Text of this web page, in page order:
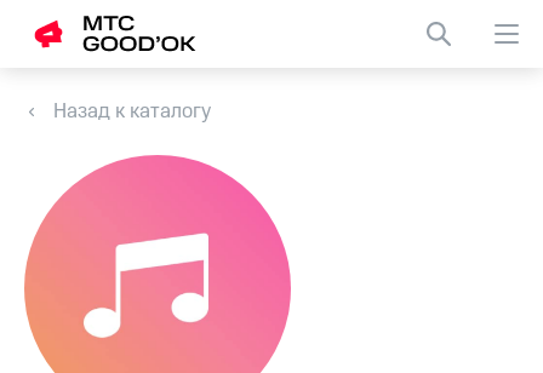
Назад к каталогу